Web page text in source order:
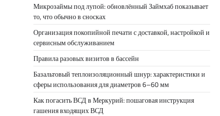
Микрозаймы под лупой: обновлённый Займхаб показывает
то, что обычно в сносках
Организация покопийной печати с доставкой, настройкой и
сервисным обслуживанием
Правила разовых визитов в бассейн
Базальтовый теплоизоляционный шнур: характеристики и
сферы использования для диаметров 6–60 мм
Как погасить ВСД в Меркурий: пошаговая инструкция
гашения входящих ВСД